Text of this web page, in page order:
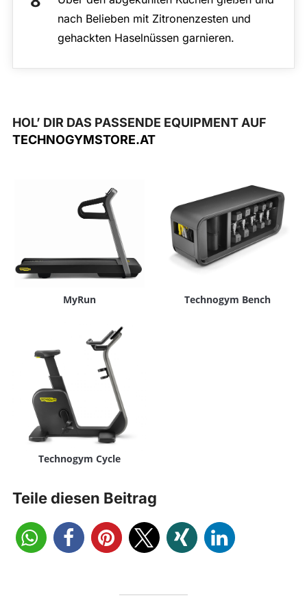
nach Belieben mit Zitronenzesten und
gehackten Haselnüssen garnieren.
HOL’ DIR DAS PASSENDE EQUIPMENT AUF
TECHNOGYMSTORE.AT
MyRun Technogym Bench
Technogym Cycle
Teile diesen Beitrag